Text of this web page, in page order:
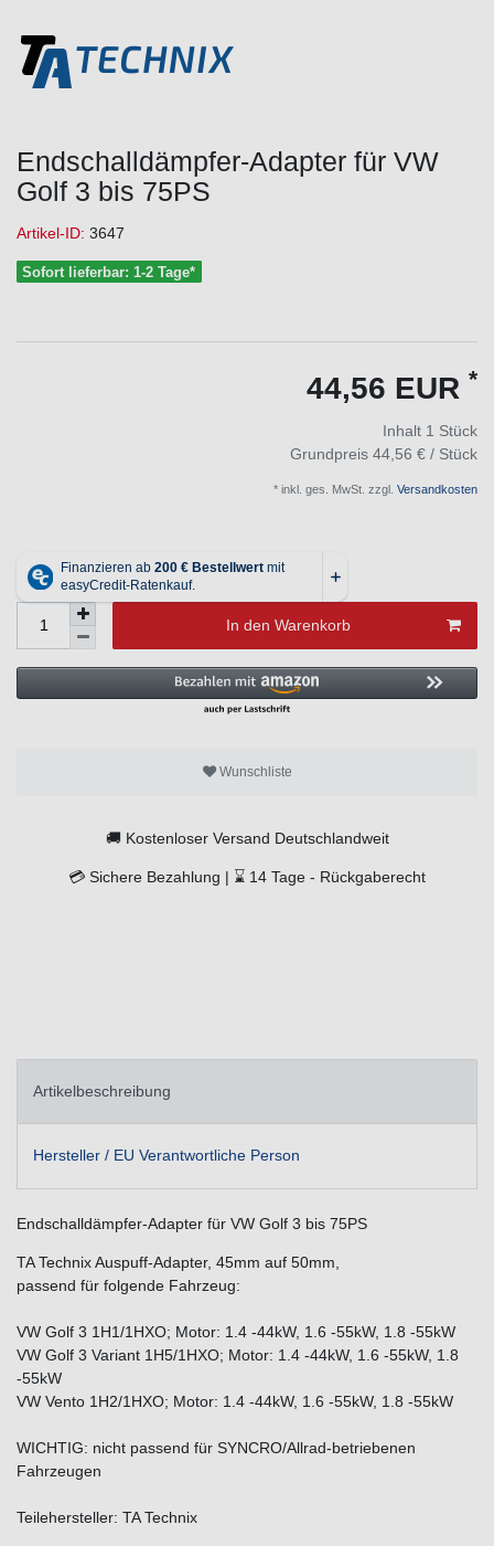
Endschalldämpfer-Adapter für VW
Golf 3 bis 75PS
Artikel-ID: 3647
Sofort lieferbar: 1-2 Tage*
44,56 EUR *
Inhalt 1 Stück
Grundpreis 44,56 € / Stück
* inkl. ges. MwSt. zzgl. Versandkosten
In den Warenkorb
Wunschliste
🚚 Kostenloser Versand Deutschlandweit
💳 Sichere Bezahlung | ⌛ 14 Tage - Rückgaberecht
Artikelbeschreibung
Hersteller / EU Verantwortliche Person
Endschalldämpfer-Adapter für VW Golf 3 bis 75PS
TA Technix Auspuff-Adapter, 45mm auf 50mm,
passend für folgende Fahrzeug:
VW Golf 3 1H1/1HXO; Motor: 1.4 -44kW, 1.6 -55kW, 1.8 -55kW
VW Golf 3 Variant 1H5/1HXO; Motor: 1.4 -44kW, 1.6 -55kW, 1.8
-55kW
VW Vento 1H2/1HXO; Motor: 1.4 -44kW, 1.6 -55kW, 1.8 -55kW
WICHTIG: nicht passend für SYNCRO/Allrad-betriebenen
Fahrzeugen
Teilehersteller: TA Technix